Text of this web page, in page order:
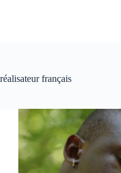
réalisateur français